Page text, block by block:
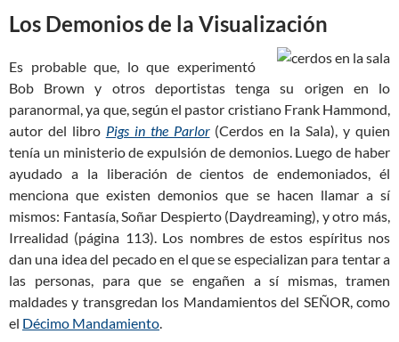
Los Demonios de la Visualización
Es probable que, lo que experimentó
Bob Brown y otros deportistas tenga su origen en lo
paranormal, ya que, según el pastor cristiano Frank Hammond,
autor del libro Pigs in the Parlor(Cerdos en la Sala), y quien
tenía un ministerio de expulsión de demonios. Luego de haber
ayudado a la liberación de cientos de endemoniados, él
menciona que existen demonios que se hacen llamar a sí
mismos: Fantasía, Soñar Despierto (Daydreaming), y otro más,
Irrealidad (página 113). Los nombres de estos espíritus nos
dan una idea del pecado en el que se especializan para tentar a
las personas, para que se engañen a sí mismas, tramen
maldades y transgredan los Mandamientos del SEÑOR, como
el Décimo Mandamiento.